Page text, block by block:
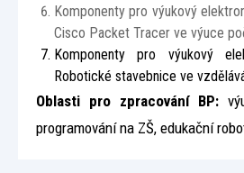
Komponenty pro výukový
Cisco Packet Tracer ve výuce
Komponenty pro výukový
Robotické stavebnice ve
Oblasti pro zpracování BP:
programování na ZŠ, edukační